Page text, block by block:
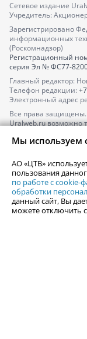
Сетевое издание
Учредитель:
Зарегистрировано
информационных
(Роскомнадзор)
Регистрационный
серия Эл № ФС77-
Главный редактор:
Телефон редакции:
Электронный адрес
Все права
Uralweb.ru возможно
По вопросам
По вопросам
afisha@uralweb.ru
Пользовательское
Политика АО «ЦТВ»
Мы используем
АО «ЦТВ»
пользования
по работе с cookie-
обработки
данный сайт, Вы
можете отключить